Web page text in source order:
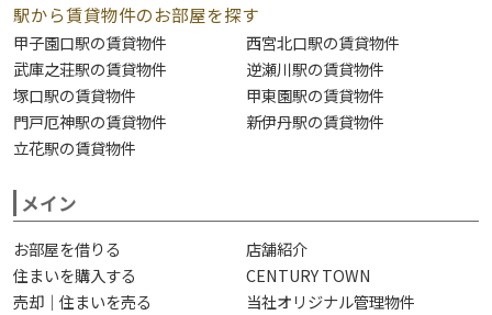
駅から賃貸物件のお部屋を探す
甲子園口駅の賃貸物件
西宮北口駅の賃貸物件
武庫之荘駅の賃貸物件
逆瀬川駅の賃貸物件
塚口駅の賃貸物件
甲東園駅の賃貸物件
門戸厄神駅の賃貸物件
新伊丹駅の賃貸物件
立花駅の賃貸物件
メイン
お部屋を借りる
店舗紹介
住まいを購入する
CENTURY TOWN
売却｜住まいを売る
当社オリジナル管理物件